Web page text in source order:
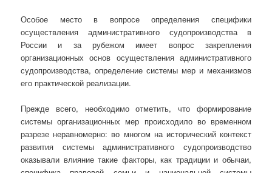
Особое место в вопросе определения специфики
осуществления административного судопроизводства в
России и за рубежом имеет вопрос закрепления
организационных основ осуществления административного
судопроизводства, определение системы мер и механизмов
его практической реализации.
Прежде всего, необходимо отметить, что формирование
системы организационных мер происходило во временном
разрезе неравномерно: во многом на исторический контекст
развития системы административного судопроизводство
оказывали влияние такие факторы, как традиции и обычаи,